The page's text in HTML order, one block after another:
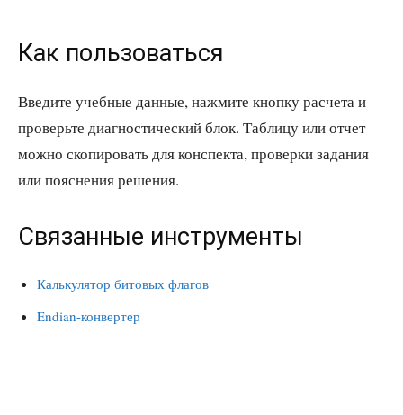
Как пользоваться
Введите учебные данные, нажмите кнопку расчета и
проверьте диагностический блок. Таблицу или отчет
можно скопировать для конспекта, проверки задания
или пояснения решения.
Связанные инструменты
Калькулятор битовых флагов
Endian-конвертер